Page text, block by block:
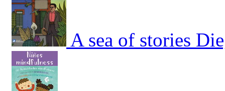
A sea of stories